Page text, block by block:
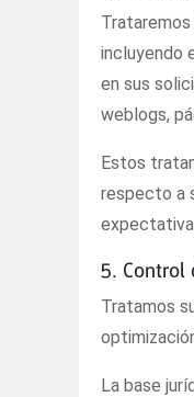
incluyendo
en sus
weblogs,
Estos
respecto a
5. Control
Tratamos
La base